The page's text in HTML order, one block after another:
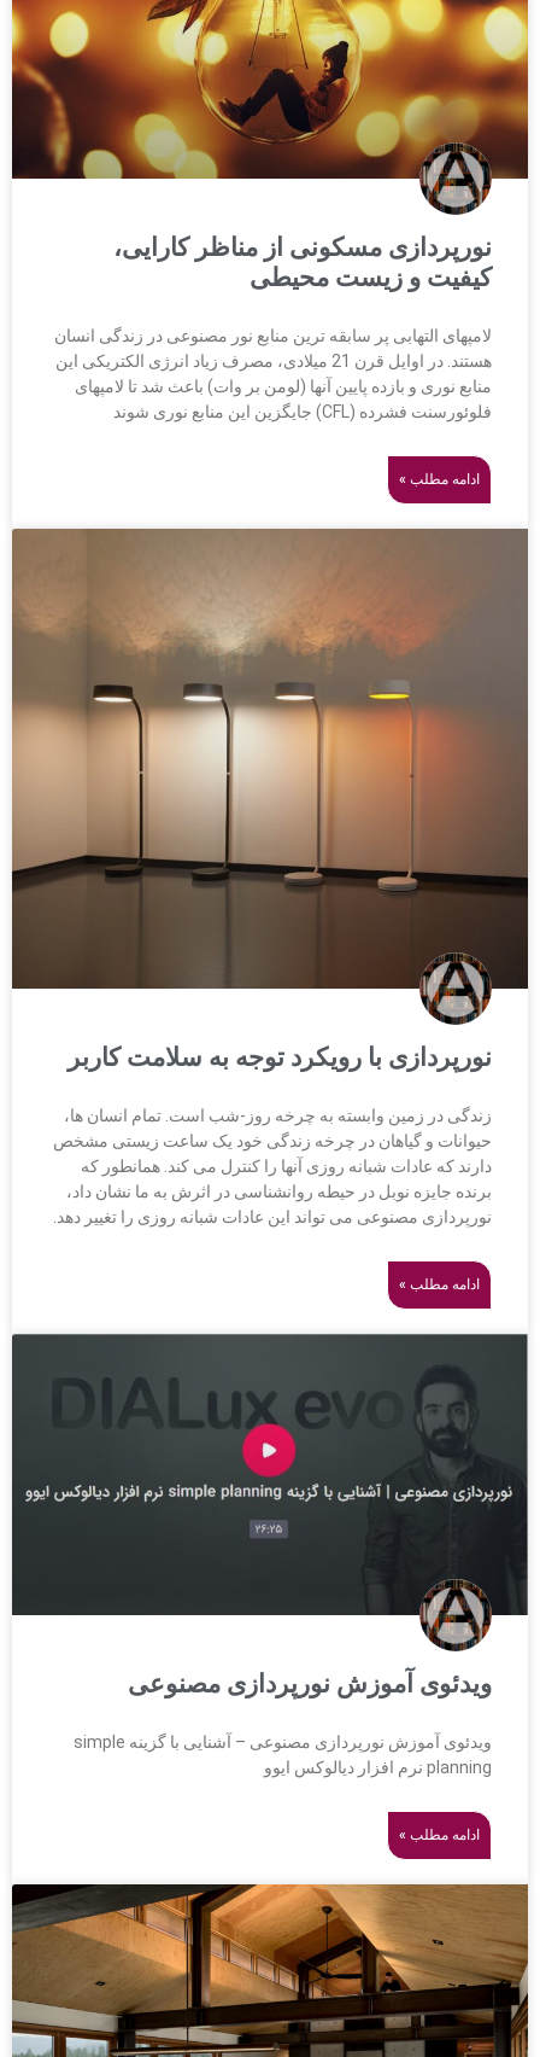
نورپردازی مسکونی از مناظر کارایی،
کیفیت و زیست محیطی
لامپهای التهابی پر سابقه ترین منابع نور مصنوعی در زندگی انسان
هستند. در اوایل قرن 21 میلادی، مصرف زیاد انرژی الکتریکی این
منابع نوری و بازده پایین آنها (لومن بر وات) باعث شد تا لامپهای
فلوئورسنت فشرده (CFL) جایگزین این منابع نوری شوند
ادامه مطلب »
نورپردازی با رویکرد توجه به سلامت کاربر
زندگی در زمین وابسته به چرخه روز-شب است. تمام انسان ها،
حیوانات و گیاهان در چرخه زندگی خود یک ساعت زیستی مشخص
دارند که عادات شبانه روزی آنها را کنترل می کند. همانطور که
برنده جایزه نوبل در حیطه روانشناسی در اثرش به ما نشان داد،
نورپردازی مصنوعی می تواند این عادات شبانه روزی را تغییر دهد.
ادامه مطلب »
ویدئوی آموزش نورپردازی مصنوعی
ویدئوی آموزش نورپردازی مصنوعی – آشنایی با گزینه simple
planning نرم افزار دیالوکس ایوو
ادامه مطلب »